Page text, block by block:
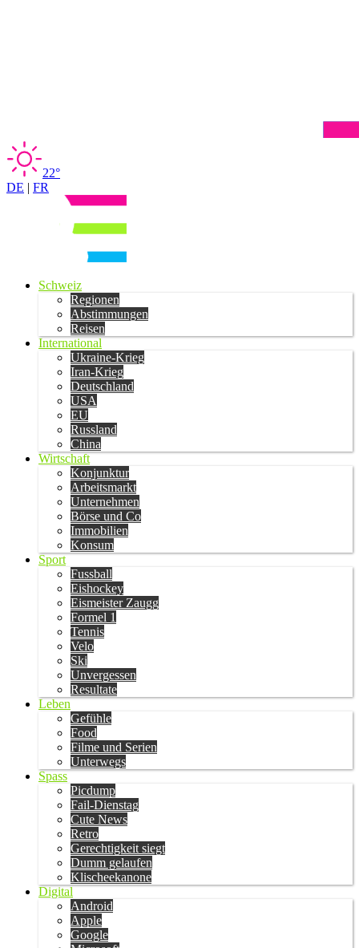
22°
DE | FR
Schweiz
Regionen
Abstimmungen
Reisen
International
Ukraine-Krieg
Iran-Krieg
Deutschland
USA
EU
Russland
China
Wirtschaft
Konjunktur
Arbeitsmarkt
Unternehmen
Börse und Co
Immobilien
Konsum
Sport
Fussball
Eishockey
Eismeister Zaugg
Formel 1
Tennis
Velo
Ski
Unvergessen
Resultate
Leben
Gefühle
Food
Filme und Serien
Unterwegs
Spass
Picdump
Fail-Dienstag
Cute News
Retro
Gerechtigkeit siegt
Dumm gelaufen
Klischeekanone
Digital
Android
Apple
Google